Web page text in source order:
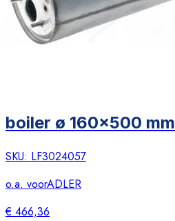
boiler ø 160x500 mm
SKU: LF3024057
o.a. voorADLER
€ 466,36